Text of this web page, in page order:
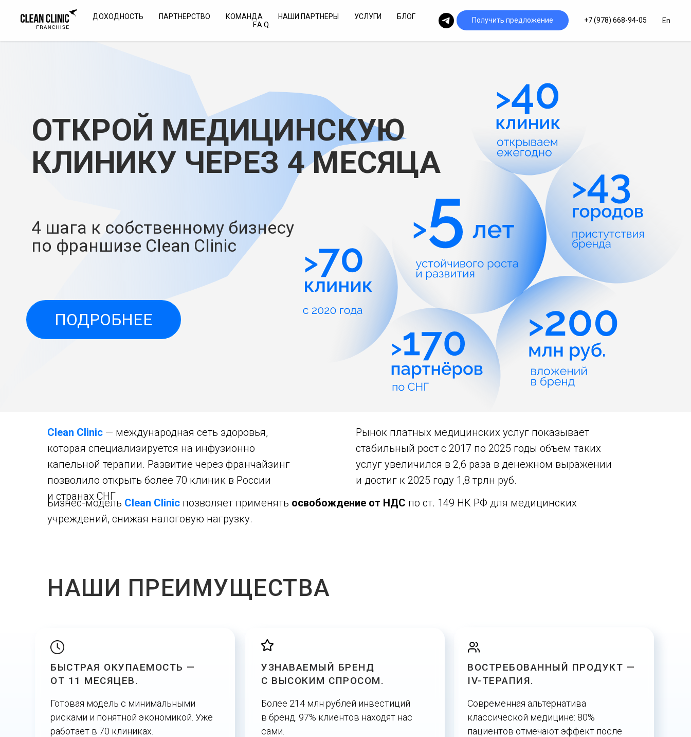
ДОХОДНОСТЬ ПАРТНЕРСТВО КОМАНДА НАШИ ПАРТНЕРЫ УСЛУГИ
БЛОГ
F.A.Q.
Получить предложение +7 (978) 668-94-05 En
ОТКРОЙ МЕДИЦИНСКУЮ
КЛИНИКУ ЧЕРЕЗ 4 МЕСЯЦА
4 шага к собственному бизнесу
по франшизе Clean Clinic
ПОДРОБНЕЕ
Clean Clinic — международная сеть здоровья,
которая специализируется на инфузионно
капельной терапии. Развитие через франчайзинг
позволило открыть более 70 клиник в России
и странах СНГ
Бизнес-модель Clean Clinic позволяет применять освобождение от НДС по ст. 149 НК РФ для медицинских
учреждений, снижая налоговую нагрузку.
Рынок платных медицинских услуг показывает
стабильный рост с 2017 по 2025 годы объем таких
услуг увеличился в 2,6 раза в денежном выражении
и достиг к 2025 году 1,8 трлн руб.
НАШИ ПРЕИМУЩЕСТВА
Готовая модель с минимальными
рисками и понятной экономикой. Уже
работает в 70 клиниках.
БЫСТРАЯ ОКУПАЕМОСТЬ —
ОТ 11 МЕСЯЦЕВ.
ВОСТРЕБОВАННЫЙ ПРОДУКТ —
IV-ТЕРАПИЯ.
Современная альтернатива
классической медицине: 80%
пациентов отмечают эффект после
Более 214 млн рублей инвестиций
в бренд. 97% клиентов находят нас
сами.
УЗНАВАЕМЫЙ БРЕНД
С ВЫСОКИМ СПРОСОМ.